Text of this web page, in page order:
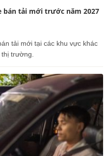
bán tải mới trước năm 2027
tải mới tại các khu vực khác
trường.